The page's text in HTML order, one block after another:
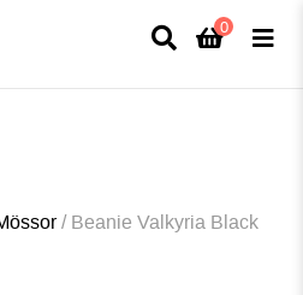
LÄNGRE LEVERANSTID - FRI FRAKT
0
/Beanie Valkyria Black